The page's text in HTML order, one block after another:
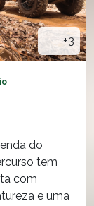
+3
do
tem
com
e uma